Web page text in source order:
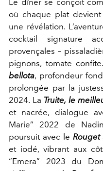
Le dîner se conçoit
où chaque plat
une révélation.
cocktail signature
provençales –
pignons, tomate
bellota, profondeur
prolongée par la
2024. La Truite, le
et nacrée, dialogue
Marie” 2022 de
poursuit avec le
et iodé, vibrant aux
“Emera” 2023 du